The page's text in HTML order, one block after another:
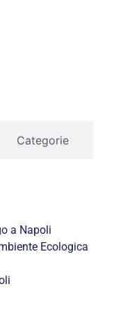
Categorie
a Napoli
Ecologica